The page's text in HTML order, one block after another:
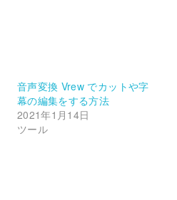
音声変換 Vrew でカットや字
幕の編集をする方法
2021年1月14日
ツール